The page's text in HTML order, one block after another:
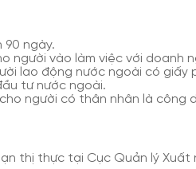
90 ngày.
người vào làm việc với doanh
lao động nước ngoài có giấy
tư nước ngoài.
người có thân nhân là công
thị thực tại Cục Quản lý